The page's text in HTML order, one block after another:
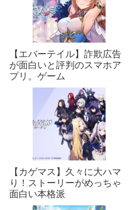
【エバーテイル】詐欺広告
が面白いと評判のスマホア
プリ。ゲーム
【カゲマス】久々に大ハマ
り！ストーリーがめっちゃ
面白い本格派